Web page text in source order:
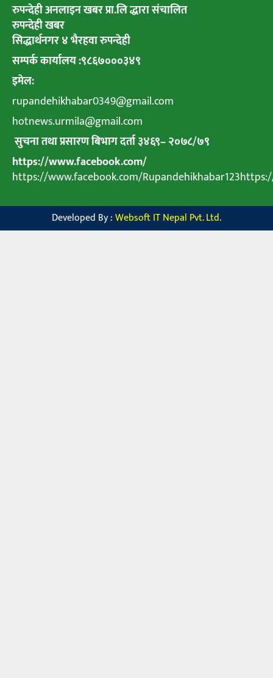
रुपन्देही अनलाइन खबर प्रा.लि द्धारा संचालित
रुपन्देही खबर
सिद्धार्थनगर ४ भैरहवा रुपन्देही
सम्पर्क कार्यालय :९८६७०००३४९
इमेल:
rupandehikhabar0349@gmail.com
hotnews.urmila@gmail.com
सुचना तथा प्रसारण बिभाग दर्ता ३४६९–२०७८/७९
https://www.facebook.com/
https://www.facebook.com/
Developed By :Websoft IT Nepal Pvt. Ltd.